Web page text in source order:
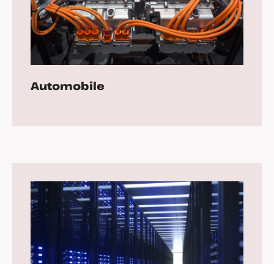
Automobile